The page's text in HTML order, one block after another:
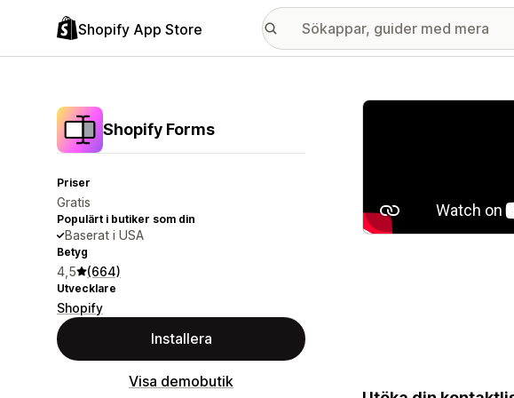
Shopify App Store
Shopify Forms
Priser
Gratis
Populärt i butiker som din
Baserat i USA
Betyg
4,5 (664)
Utvecklare
Shopify
Installera
Visa demobutik
Galleri med utvalda